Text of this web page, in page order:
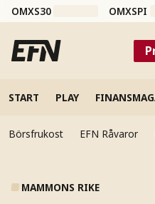
OMXS30 OMXSPI
START PLAY
Börsfrukost EFN Råvaror
MAMMONS RIKE